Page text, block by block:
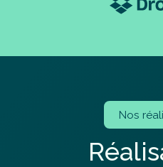
Nos
Réalis